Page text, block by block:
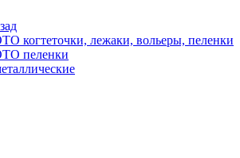
когтеточки, лежаки, вольеры, пеленки
пеленки